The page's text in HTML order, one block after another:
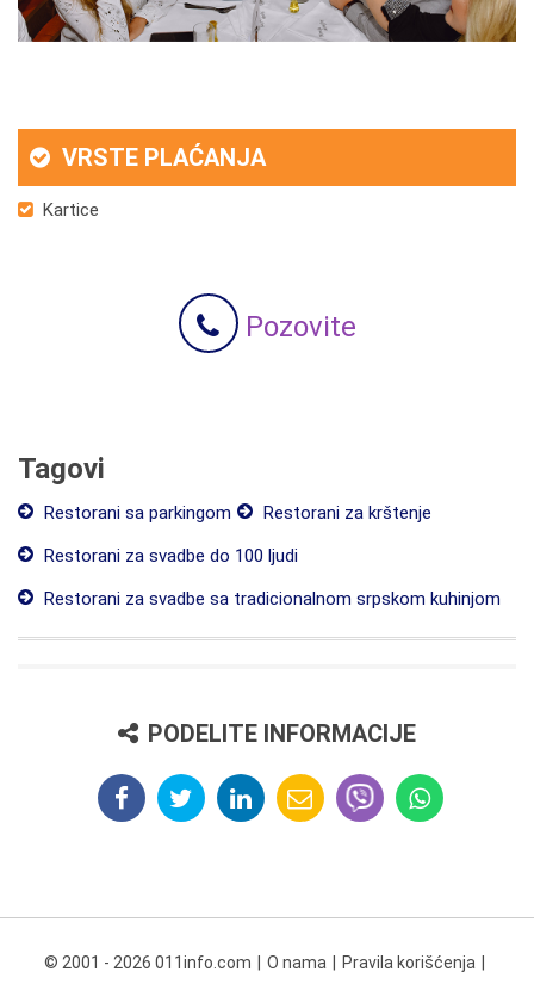
VRSTE PLAĆANJA
Kartice
Pozovite
Tagovi
Restorani sa parkingom
Restorani za krštenje
Restorani za svadbe do 100 ljudi
Restorani za svadbe sa tradicionalnom srpskom kuhinjom
PODELITE INFORMACIJE
© 2001 - 2026 011info.com O nama Pravila korišćenja